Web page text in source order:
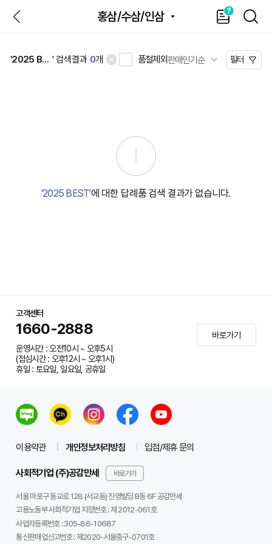
뒤
홍삼/수삼/인삼
가
이
' 2025 BEST ' 검색결과 0개 품절제외 필터
'2025 BEST'에 대한 답례품 검색 결과가 없습니다.
고객센터
1660-2888
운영시간 : 오전10시 ~ 오후5시
(점심시간 : 오후12시 ~ 오후1시)
휴일 : 토요일, 일요일, 공휴일
바로가기
이용약관 개인정보처리방침 입점/제휴 문의
사회적기업 (주)공감만세 바로가기
서울 마포구 동교로 128 (서교동) 진영빌딩 B동 6F 공감만세
고용노동부 사회적기업 지정번호 : 제 2012-061호
사업자등록번호 :305-86-10687
통신판매업신고번호 :제2020-서울중구-0701호